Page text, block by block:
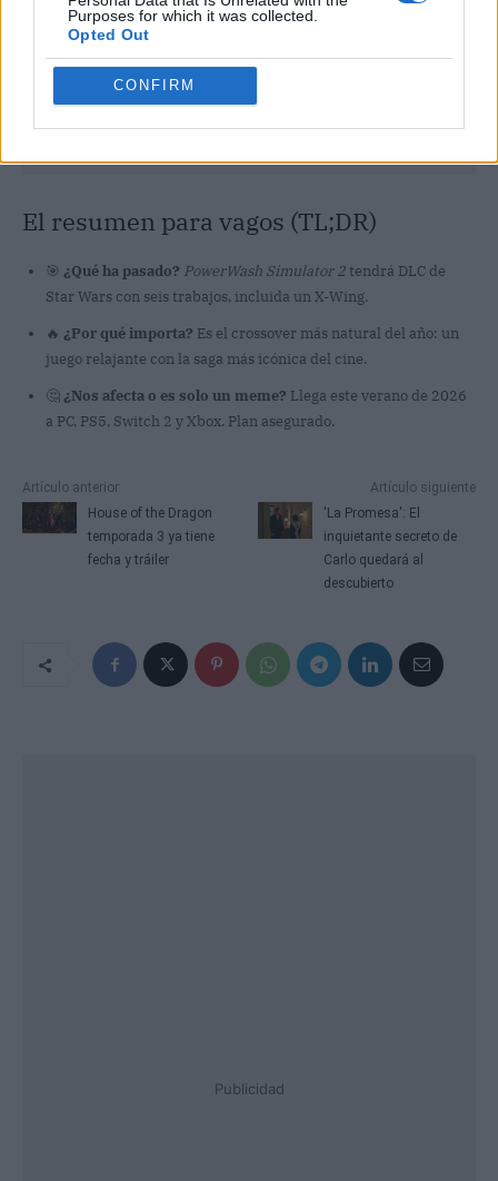
Purposes for which it was collected.
Opted Out
CONFIRM
El resumen para vagos (TL;DR)
🎯 ¿Qué ha pasado? PowerWash Simulator 2 tendrá DLC de
Star Wars con seis trabajos, incluida un X-Wing.
🔥 ¿Por qué importa? Es el crossover más natural del año: un
juego relajante con la saga más icónica del cine.
🤔¿Nos afecta o es solo un meme? Llega este verano de 2026
a PC, PS5, Switch 2 y Xbox. Plan asegurado.
Artículo anterior
House of the Dragon
temporada 3 ya tiene
fecha y tráiler
Artículo siguiente
'La Promesa': El
inquietante secreto de
Carlo quedará al
descubierto
Publicidad